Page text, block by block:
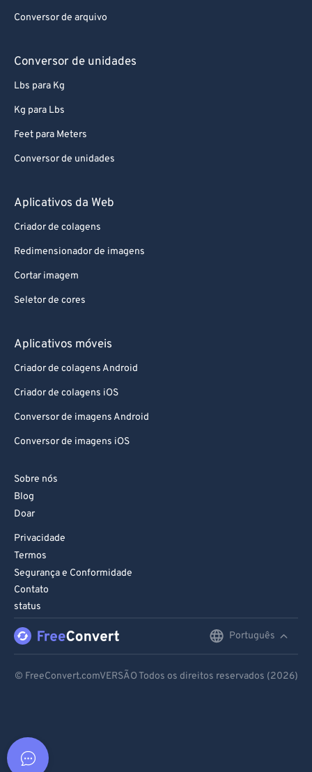
Conversor de arquivo
Conversor de unidades
Lbs para Kg
Kg para Lbs
Feet para Meters
Conversor de unidades
Aplicativos da Web
Criador de colagens
Redimensionador de imagens
Cortar imagem
Seletor de cores
Aplicativos móveis
Criador de colagens Android
Criador de colagens iOS
Conversor de imagens Android
Conversor de imagens iOS
Sobre nós
Blog
Doar
Privacidade
Termos
Segurança e Conformidade
Contato
status
Português
© FreeConvert.comVERSÃO Todos os direitos reservados (2026)